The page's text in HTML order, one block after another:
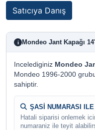
Satıcıya Danış
i Mondeo Jant Kapağı
Incelediginiz Mondeo
Mondeo 1996-2000
sahiptir.
ŞASİ NUMARASI
Hatali siparisi onlemek
numaraniz ile teyit